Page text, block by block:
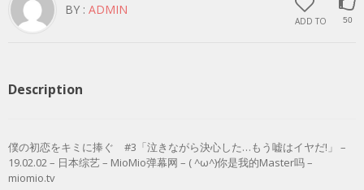
ADD TO 50
BY : ADMIN
Description
僕の初恋をキミに捧ぐ #3「泣きながら決心した…もう嘘はイヤだ!」 –
19.02.02 – 日本综艺 – MioMio弹幕网 – ( ^ω^)你是我的Master吗 –
miomio.tv